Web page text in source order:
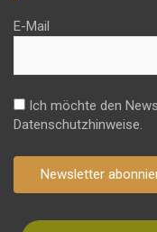
E-Mail
Ich möchte den
Datenschutzhinweise.
Newsletter